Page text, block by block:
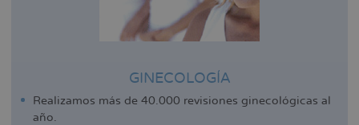
GINECOLOGÍA
Realizamos más de 40.000 revisiones ginecológicas al
año.